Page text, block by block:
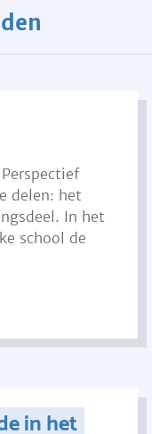
delen: het
In het
school de
in het